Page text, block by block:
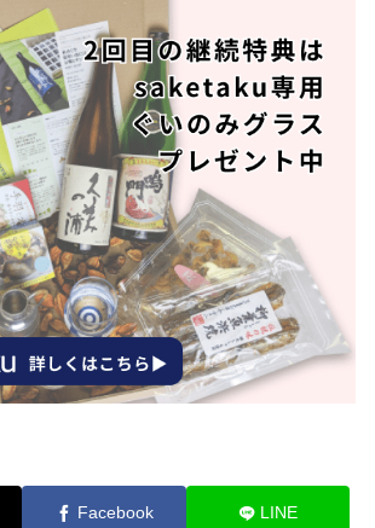
Facebook LINE